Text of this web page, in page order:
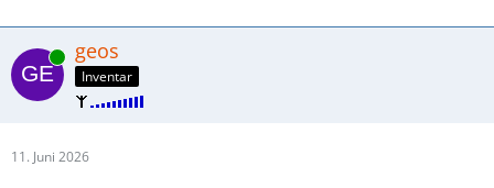
Online geos
Inventar
11. Juni 2026